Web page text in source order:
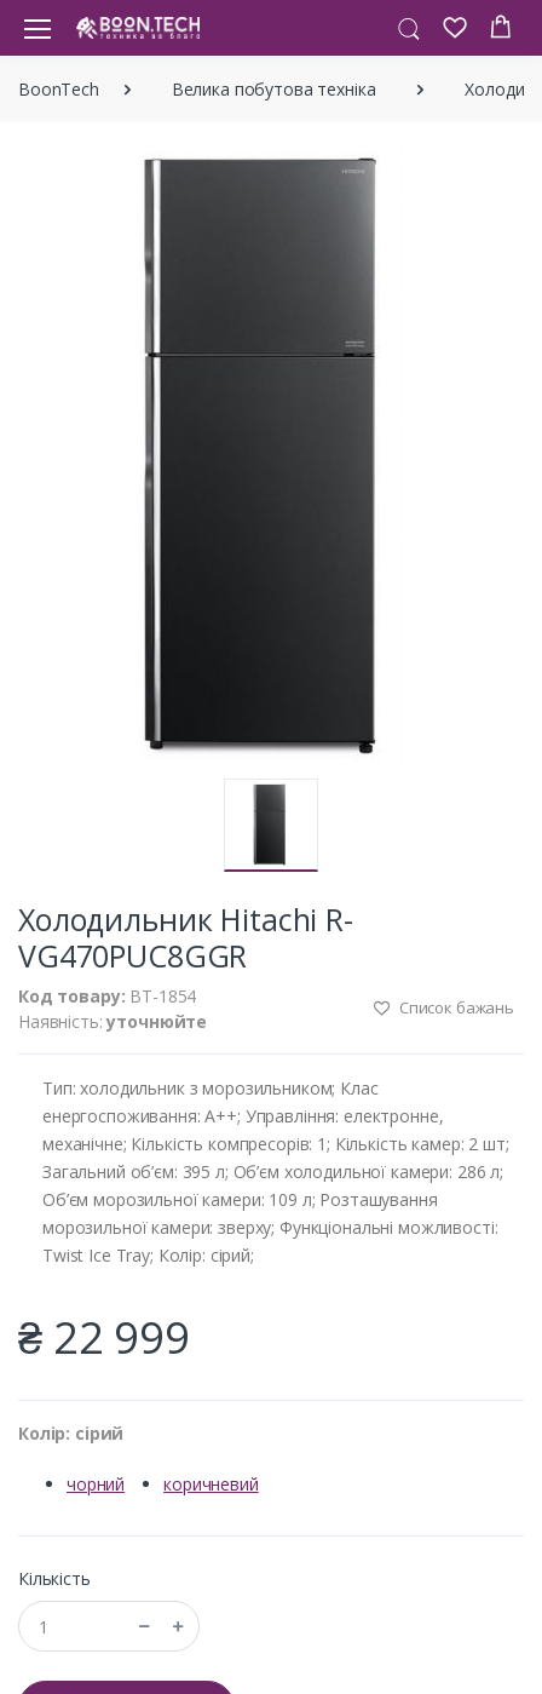
BoonTech Велика побутова техніка
Холодильник Hitachi R-
VG470PUC8GGR
Код товару: BT-1854
Наявність:уточнюйте
Список бажань
Тип: холодильник з морозильником; Клас
енергоспоживання: A++; Управління: електронне,
механічне; Кількість компресорів: 1; Кількість камер: 2 шт;
Загальний об’єм: 395 л; Об’єм холодильної камери: 286 л;
Об’єм морозильної камери: 109 л; Розташування
морозильної камери: зверху; Функціональні можливості:
Twist Ice Tray; Колір: сірий;
₴ 22 999
Колір: сірий
чорний коричневий
Кількість